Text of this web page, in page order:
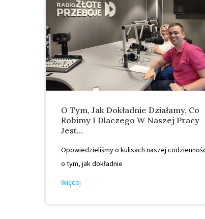
O Tym, Jak Dokładnie Działamy, Co
Robimy I Dlaczego W Naszej Pracy
Jest…
Opowiedzieliśmy o kulisach naszej
o tym, jak dokładnie
Więcej